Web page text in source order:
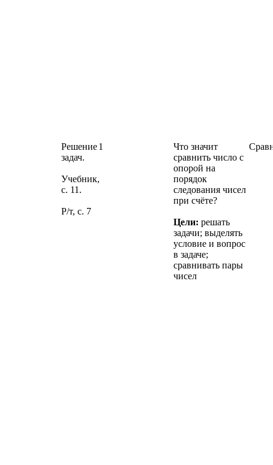
Решение
задач.
Учебник,
с. 11.
Р/т, с. 7
1
Что значит
сравнить число с
опорой на
порядок
следования чисел
при счёте?
Цели: решать
задачи; выделять
условие и вопрос
в задаче;
сравнивать пары
чисел